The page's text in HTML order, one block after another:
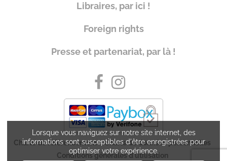
Lorsque vous naviguez sur notre site internet, des
informations sont susceptibles d'être enregistrées pour
optimiser votre expérience.
Libraires, par ici !
Foreign rights
Presse et partenariat, par là !
Charte de référencement
Charte de données personnelles
Conditions générales d'utilisation